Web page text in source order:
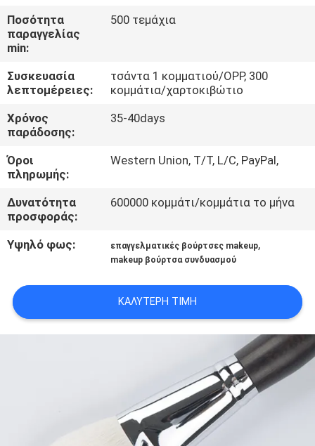
SITEMAP
PRIVACY
POLICY
Ποσότητα
παραγγελίας
min:
500 τεμάχια
Συσκευασία
λεπτομέρειες:
τσάντα 1 κομματιού/OPP, 300
κομμάτια/χαρτοκιβώτιο
Χρόνος
παράδοσης:
35-40days
Όροι
πληρωμής:
Western Union, T/T, L/C, PayPal,
Δυνατότητα
προσφοράς:
600000 κομμάτι/κομμάτια το μήνα
Υψηλό φως: επαγγελματικές βούρτσες makeup,
makeup βούρτσα συνδυασμού
ΚΑΛΎΤΕΡΗ ΤΙΜΉ